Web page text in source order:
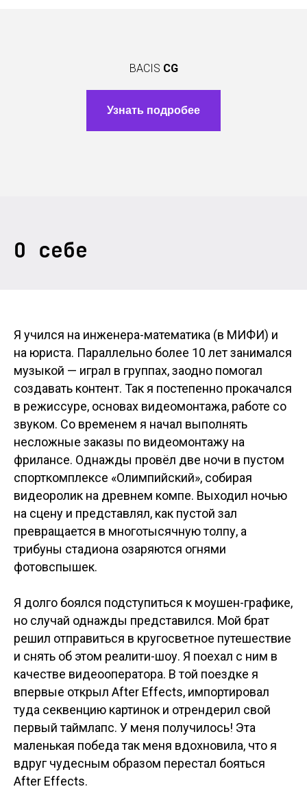
BACIS CG
Узнать подробее
О себе
Я учился на инженера-математика (в МИФИ) и
на юриста. Параллельно более 10 лет занимался
музыкой — играл в группах, заодно помогал
создавать контент. Так я постепенно прокачался
в режиссуре, основах видеомонтажа, работе со
звуком. Со временем я начал выполнять
несложные заказы по видеомонтажу на
фрилансе. Однажды провёл две ночи в пустом
спорткомплексе «Олимпийский», собирая
видеоролик на древнем компе. Выходил ночью
на сцену и представлял, как пустой зал
превращается в многотысячную толпу, а
трибуны стадиона озаряются огнями
фотовспышек.
Я долго боялся подступиться к моушен-графике,
но случай однажды представился. Мой брат
решил отправиться в кругосветное путешествие
и снять об этом реалити-шоу. Я поехал с ним в
качестве видеооператора. В той поездке я
впервые открыл After Effects, импортировал
туда секвенцию картинок и отрендерил свой
первый таймлапс. У меня получилось! Эта
маленькая победа так меня вдохновила, что я
вдруг чудесным образом перестал бояться
After Effects.